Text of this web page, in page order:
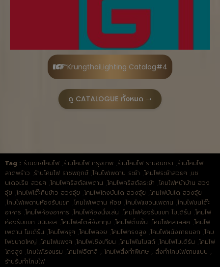
KrungthaiLighting Catalog#4
ดู CATALOGUE ทั้งหมด ➝
Tag : ร้านขายโคมไฟ ร้านโคมไฟ กรุงเทพ ร้านโคมไฟ รามอินทรา ร้านโคมไฟ
ลาดพร้าว ร้านโคมไฟ ราชพฤกษ์ โคมไฟเพดาน ระย้า โคมไฟระย้าสวยๆ แช
นเดอเรีย สวยๆ โคมไฟคริสตัลเพดาน โคมไฟคริสตัลระย้า โคมไฟหน้าบ้าน ฮวง
จุ้ย โคมไฟโต๊ะกินข้าว ฮวงจุ้ย โคมไฟโถงบันได ฮวงจุ้ย โคมไฟบันได ฮวงจุ้ย
โคมไฟเพดานห้องรับแขก โคมไฟเพดาน ห้อย โคมไฟแขวนเพดาน โคมไฟบนโต๊ะ
อาหาร โคมไฟห้องอาหาร โคมไฟห้องนั่งเล่น โคมไฟห้องรับแขก โมเดิร์น โคมไฟ
ห้องรับแขก มินิมอล โคมไฟสไตล์อังกฤษ โคมไฟตั้งพื้น โคมไฟคลาสสิค โคมไฟ
เพดาน โมเดิร์น โคมไฟหรูๆ โคมไฟลอย โคมไฟทรงสูง โคมไฟผนังภายนอก โคม
ไฟขนาดใหญ่ โคมไฟแพงๆ โคมไฟเชิงเทียน โคมไฟในโบสถ์ โคมไฟโมเดิร์น โคมไฟ
โถงสูง โคมไฟโรงแรม โคมไฟอิตาลี , โคมไฟสั่งทำพิเศษ , สั่งทำโคมไฟตามแบบ ,
ร้านรับทำโคมไฟ